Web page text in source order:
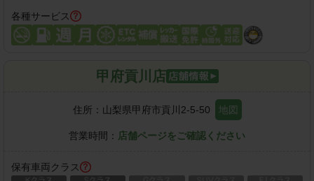
各種サービス
甲府貢川店
住所： 山梨県甲府市貢川2-5-50 地図
営業時間： 店舗ページをご確認ください
保有車両クラス